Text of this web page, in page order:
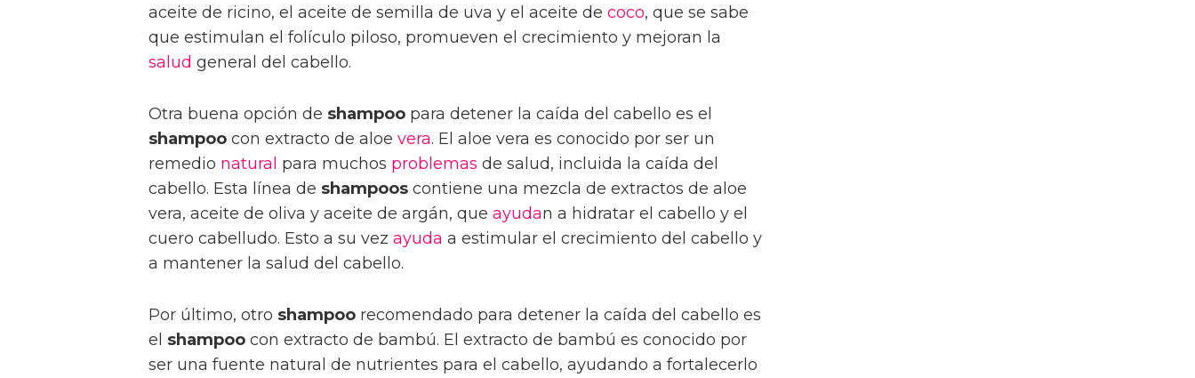
aceite de ricino, el aceite de semilla de uva y el aceite de coco, que se sabe
que estimulan el folículo piloso, promueven el crecimiento y mejoran la
salud general del cabello.
Otra buena opción de shampoo para detener la caída del cabello es el
shampoo con extracto de aloe vera. El aloe vera es conocido por ser un
remedio natural para muchos problemas de salud, incluida la caída del
cabello. Esta línea de shampoos contiene una mezcla de extractos de aloe
vera, aceite de oliva y aceite de argán, que ayudan a hidratar el cabello y el
cuero cabelludo. Esto a su vez ayuda a estimular el crecimiento del cabello y
a mantener la salud del cabello.
Por último, otro shampoo recomendado para detener la caída del cabello es
el shampoo con extracto de bambú. El extracto de bambú es conocido por
ser una fuente natural de nutrientes para el cabello, ayudando a fortalecerlo